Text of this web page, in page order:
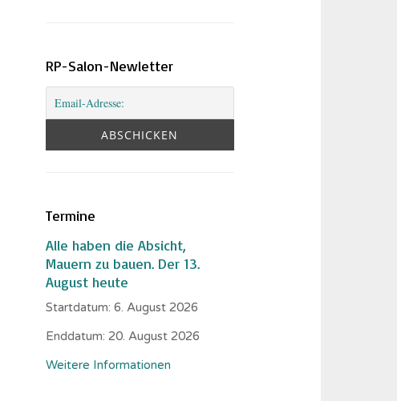
RP-Salon-Newletter
Termine
Alle haben die Absicht,
Mauern zu bauen. Der 13.
August heute
Startdatum:6. August 2026
Enddatum: 20. August 2026
Weitere Informationen